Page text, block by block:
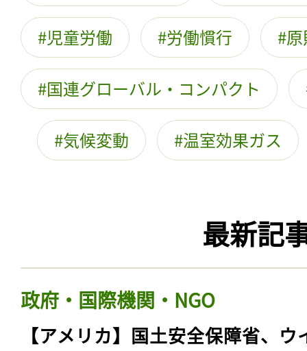
児童労働 労働慣行
国連グローバル・コンパクト
気候変動 温室効果ガス
最新記
政府・国際機関・NGO
【アメリカ】国土安全保障省、ウ